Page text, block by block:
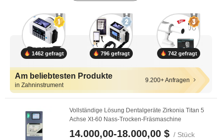
1462 gefragt 796 gefragt 742 gefragt
Am beliebtesten Produkte
in Zahninstrument
9.200+ Anfragen
Vollständige Lösung Dentalgeräte Zirkonia Titan 5
Achse Xt-60 Nass-Trocken-Fräsmaschine
14.000,00-18.000,00 $ / Stück